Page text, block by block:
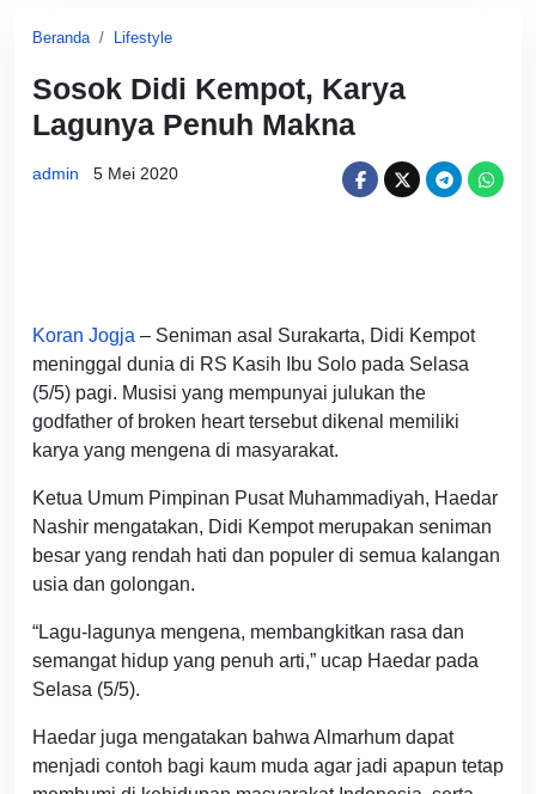
Beranda Lifestyle
Sosok Didi Kempot, Karya
Lagunya Penuh Makna
admin 5 Mei 2020
Koran Jogja – Seniman asal Surakarta, Didi Kempot
meninggal dunia di RS Kasih Ibu Solo pada Selasa
(5/5) pagi. Musisi yang mempunyai julukan the
godfather of broken heart tersebut dikenal memiliki
karya yang mengena di masyarakat.
Ketua Umum Pimpinan Pusat Muhammadiyah, Haedar
Nashir mengatakan, Didi Kempot merupakan seniman
besar yang rendah hati dan populer di semua kalangan
usia dan golongan.
“Lagu-lagunya mengena, membangkitkan rasa dan
semangat hidup yang penuh arti,” ucap Haedar pada
Selasa (5/5).
Haedar juga mengatakan bahwa Almarhum dapat
menjadi contoh bagi kaum muda agar jadi apapun tetap